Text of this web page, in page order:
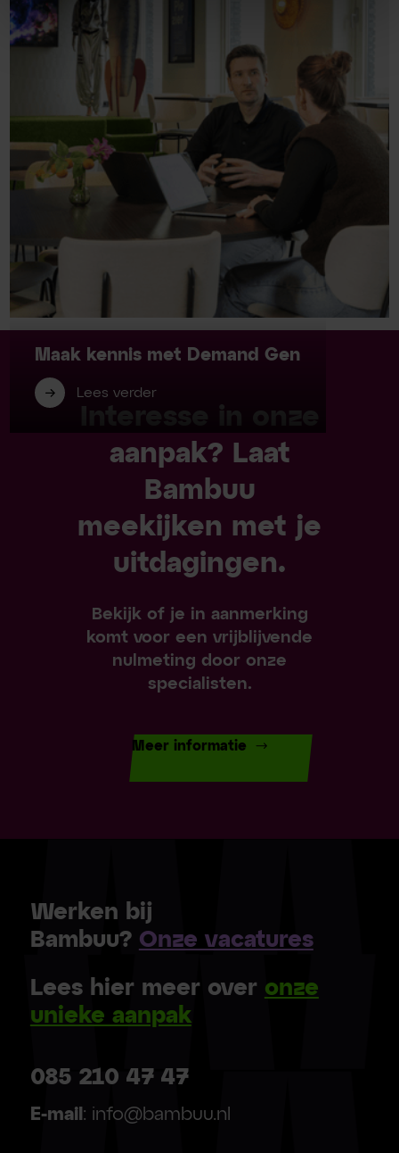
Maak kennis met Demand Gen
Lees verder
Interesse in onze
aanpak? Laat
Bambuu
meekijken met je
uitdagingen.
Bekijk of je in aanmerking
komt voor een vrijblijvende
nulmeting door onze
specialisten.
Meer informatie
Werken bij
Bambuu? Onze vacatures
Lees hier meer over onze
unieke aanpak
085 210 47 47
E-mail : info@bambuu.nl